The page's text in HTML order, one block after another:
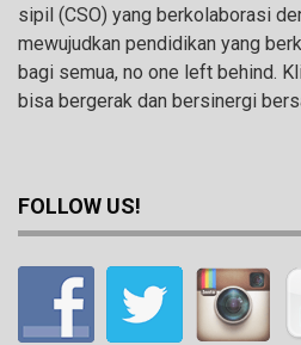
sipil (CSO) yang berkolaborasi
mewujudkan pendidikan yang
bagi semua, no one left behind.
bisa bergerak dan bersinergi
FOLLOW US!